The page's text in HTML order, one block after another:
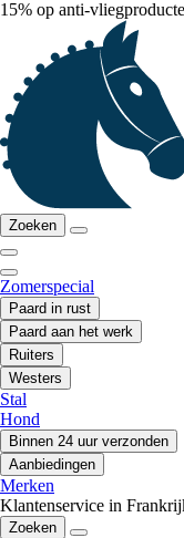
15% op anti-
Zoeken
Zomerspecial
Paard in rust
Paard aan het werk
Ruiters
Westers
Stal
Hond
Binnen 24 uur verzonden
Aanbiedingen
Merken
Klantenservice in
Zoeken